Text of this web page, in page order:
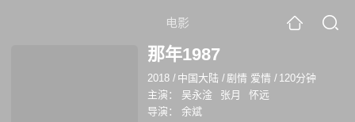
电影
那年1987
2018 / 中国大陆 /剧情 爱情 / 120分钟
主演：
吴永淦 张月
怀远
导演：
余斌